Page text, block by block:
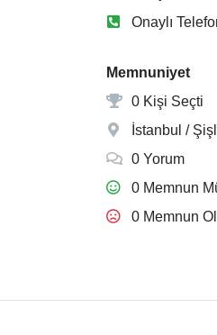
Onaylı
Memnuniyet
0 Kişi Seçti
İstanbul /
0 Yorum
0 Memnun
0 Memnun